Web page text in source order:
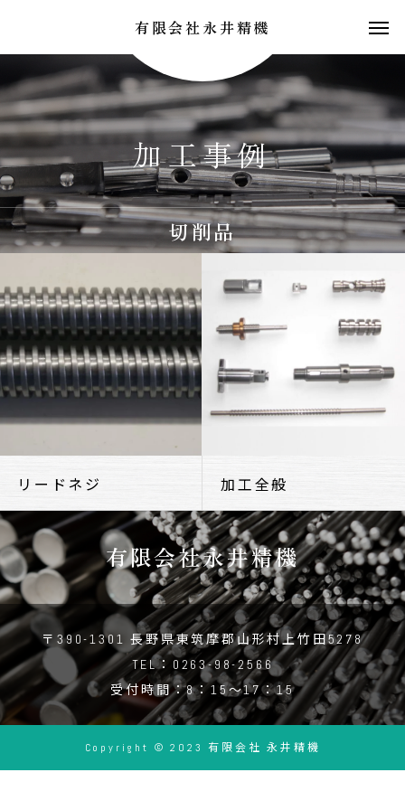
有限会社永井精機
加工事例
切削品
リードネジ 加工全般
有限会社永井精機
〒390-1301 長野県東筑摩郡山形村上竹田5278
TEL：0263-98-2566
受付時間：8：15～17：15
Copyright © 2023 有限会社 永井精機